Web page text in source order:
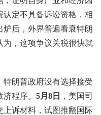
定不具备诉讼资格，相
后，外界普遍看衰特朗
为，这项争议关税很快就
朗普政府没有选择接受
程序。 5月8日
，美国司
上诉材料，试图推翻国际